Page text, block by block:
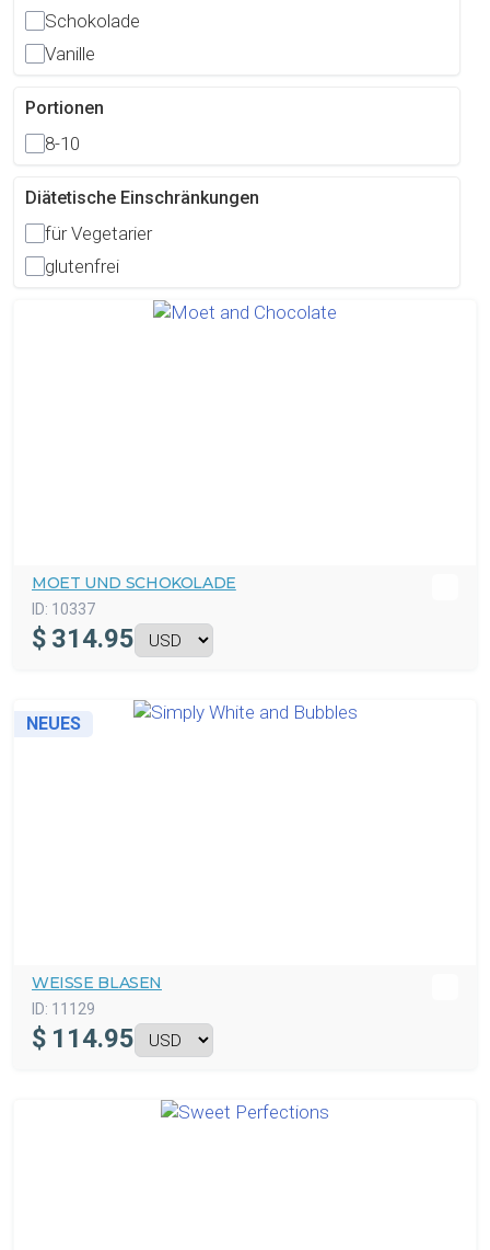
Schokolade
Vanille
Portionen
8-10
Diätetische Einschränkungen
für Vegetarier
glutenfrei
MOET UND SCHOKOLADE
ID: 10337
$ 314.95
NEUES
WEISSE BLASEN
ID: 11129
$ 114.95